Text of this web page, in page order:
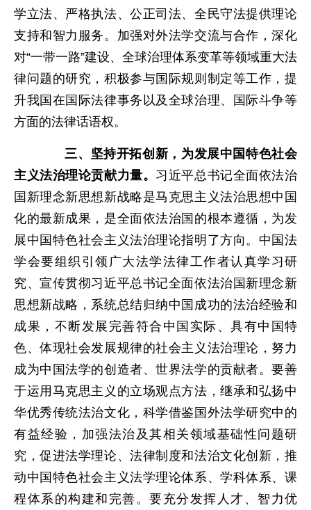
学立法、严格执法、公正司法、全民守法提供理论
支持和智力服务。加强对外法学交流与合作，深化
对“一带一路”建设、全球治理体系变革等领域重大法
律问题的研究，积极参与国际规则制定等工作，提
升我国在国际法律事务以及全球治理、国际斗争等
方面的法律话语权。
三、坚持开拓创新，为发展中国特色社会
主义法治理论贡献力量。 习近平总书记全面依法治
国新理念新思想新战略是马克思主义法治思想中国
化的最新成果，是全面依法治国的根本遵循，为发
展中国特色社会主义法治理论指明了方向。中国法
学会要组织引领广大法学法律工作者认真学习研
究、宣传贯彻习近平总书记全面依法治国新理念新
思想新战略，系统总结归纳中国成功的法治经验和
成果，不断发展完善符合中国实际、具有中国特
色、体现社会发展规律的社会主义法治理论，努力
成为中国法学的创造者、世界法学的贡献者。要善
于运用马克思主义的立场观点方法，继承和弘扬中
华优秀传统法治文化，科学借鉴国外法学研究中的
有益经验，加强法治及其相关领域基础性问题研
究，促进法学理论、法律制度和法治文化创新，推
动中国特色社会主义法学理论体系、学科体系、课
程体系的构建和完善。要充分发挥人才、智力优